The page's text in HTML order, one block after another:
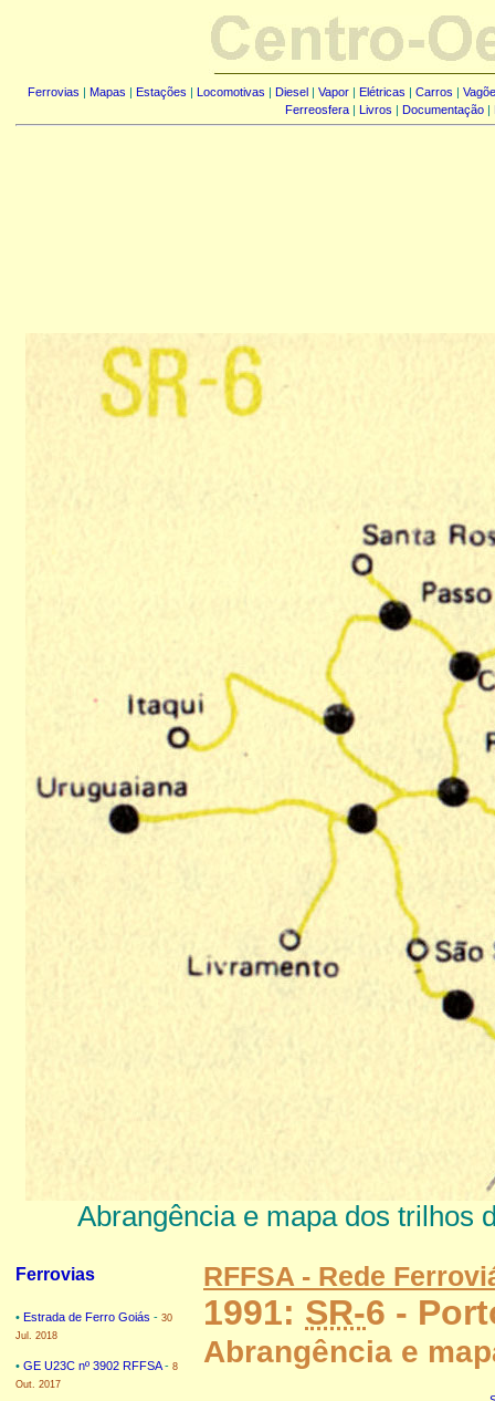
Ferrovias | Mapas | Estações | Locomotivas | Diesel | Vapor | Elétricas | Carros |
Ferreosfera| Livros | Documentação|
Abrangência e mapa dos trilhos
Ferrovias
• Estrada de Ferro Goiás - 30
Jul. 2018
• GE U23C nº 3902 RFFSA- 8
Out. 2017
RFFSA - Rede
1991: SR-6 -
Abrangência e